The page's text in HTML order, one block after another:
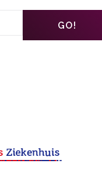
GO!